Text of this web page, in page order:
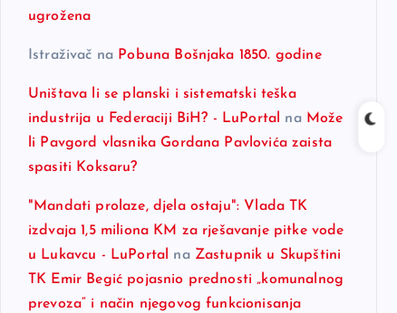
ugrožena
Istraživač na Pobuna Bošnjaka 1850. godine
Uništava li se planski i sistematski teška
industrija u Federaciji BiH? - LuPortal
na Može
li Pavgord vlasnika Gordana Pavlovića zaista
spasiti Koksaru?
"Mandati prolaze, djela ostaju": Vlada TK
izdvaja 1,5 miliona KM za rješavanje pitke vode
u Lukavcu - LuPortal
na Zastupnik u Skupštini
TK Emir Begić pojasnio prednosti „komunalnog
prevoza“ i način njegovog funkcionisanja